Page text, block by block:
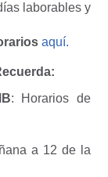
laborables y
aquí.
: Horarios de
a 12 de la